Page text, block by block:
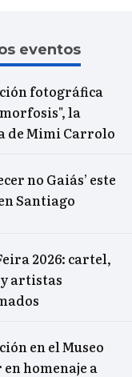
eventos
fotográfica
la
de Mimi Carrolo
no Gaiás’ este
Santiago
2026: cartel,
artistas
en el Museo
en homenaje a